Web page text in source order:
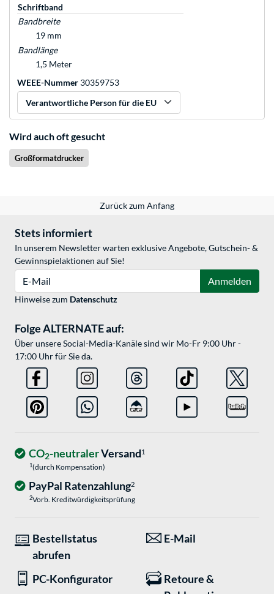
Schriftband
Bandbreite
19 mm
Bandlänge
1,5 Meter
WEEE-Nummer 30359753
Verantwortliche Person für die EU
Wird auch oft gesucht
Großformatdrucker
Zurück zum Anfang
Stets informiert
In unserem Newsletter warten exklusive Angebote, Gutschein- &
Gewinnspielaktionen auf Sie!
Anmelden
Hinweise zum Datenschutz
Folge ALTERNATE auf:
Über unsere Social-Media-Kanäle sind wir Mo-Fr 9:00 Uhr -
17:00 Uhr für Sie da.
CO2-neutralerVersand1
1(durch Kompensation)
PayPal Ratenzahlung2
2Vorb. Kreditwürdigkeitsprüfung
Bestellstatus
abrufen
E-Mail
PC-Konfigurator
Retoure &